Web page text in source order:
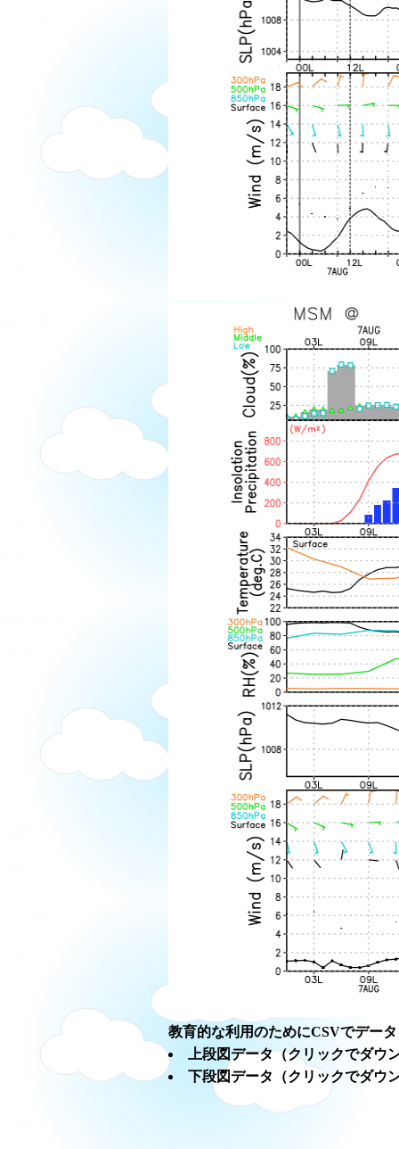
教育的な利用のためにCSVでデー
上段図データ（クリックでダウ
下段図データ（クリックでダウ